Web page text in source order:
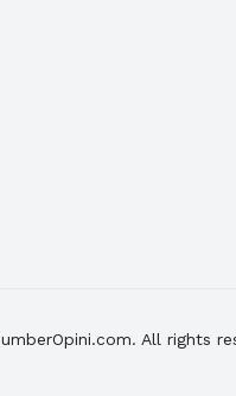
All rights